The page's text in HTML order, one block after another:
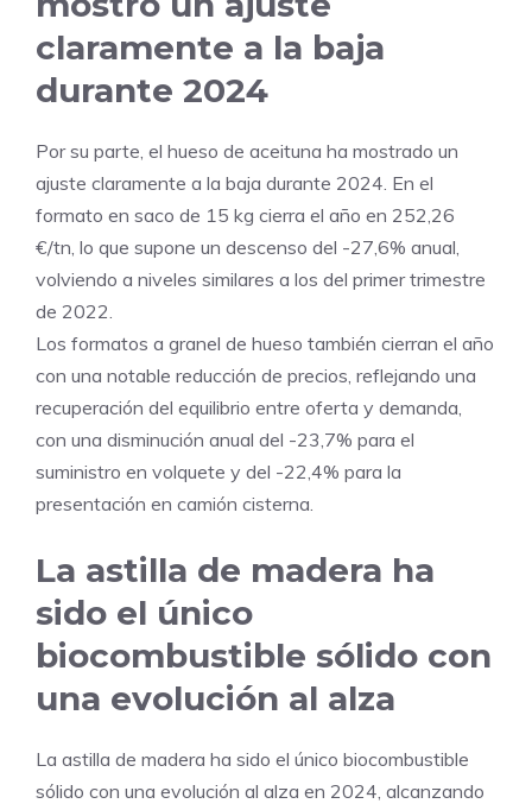
claramente a la baja
durante 2024
Por su parte, el hueso de aceituna ha mostrado un
ajuste claramente a la baja durante 2024. En el
formato en saco de 15 kg cierra el año en 252,26
€/tn, lo que supone un descenso del -27,6% anual,
volviendo a niveles similares a los del primer trimestre
de 2022.
Los formatos a granel de hueso también cierran el año
con una notable reducción de precios, reflejando una
recuperación del equilibrio entre oferta y demanda,
con una disminución anual del -23,7% para el
suministro en volquete y del -22,4% para la
presentación en camión cisterna.
La astilla de madera ha
sido el único
biocombustible sólido con
una evolución al alza
La astilla de madera ha sido el único biocombustible
sólido con una evolución al alza en 2024, alcanzando